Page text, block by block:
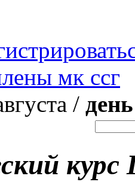
мк ссг
/
курс